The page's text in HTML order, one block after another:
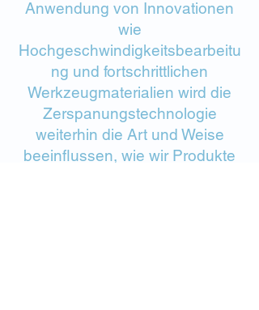
Anwendung von Innovationen
wie
Hochgeschwindigkeitsbearbeitu
ng und fortschrittlichen
Werkzeugmaterialien wird die
Zerspanungstechnologie
weiterhin die Art und Weise
beeinflussen, wie wir Produkte